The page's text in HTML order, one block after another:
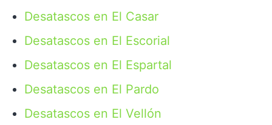
Desatascos en El Casar
Desatascos en El Escorial
Desatascos en El Espartal
Desatascos en El Pardo
Desatascos en El Vellón